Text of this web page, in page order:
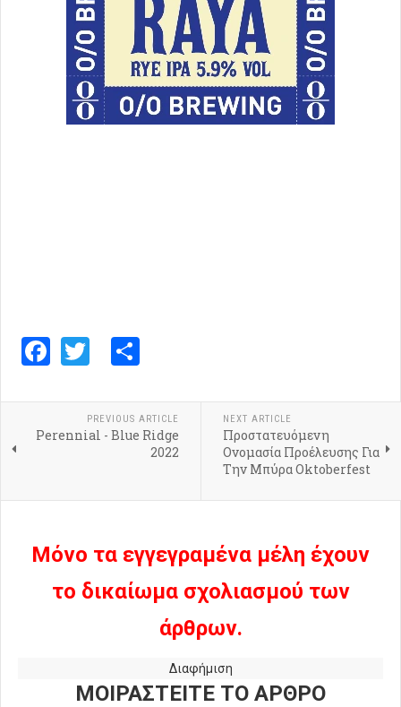
Facebook
Twitter
PREVIOUS ARTICLE
Perennial - Blue Ridge
2022
NEXT ARTICLE
Προστατευόμενη
Ονομασία Προέλευσης Για
Την Μπύρα Oktoberfest
Μόνο τα εγγεγραμένα μέλη έχουν
το δικαίωμα σχολιασμού των
άρθρων.
Διαφήμιση
ΜΟΙΡΑΣΤΕΙΤΕ ΤΟ ΑΡΘΡΟ